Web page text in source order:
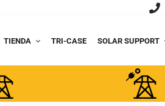
TIENDA TRI-CASE SOLAR SUPPORT